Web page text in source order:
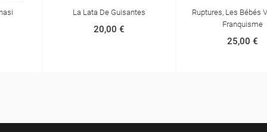
La Lata De Guisantes
Ruptures, Les Bébés Volés Du